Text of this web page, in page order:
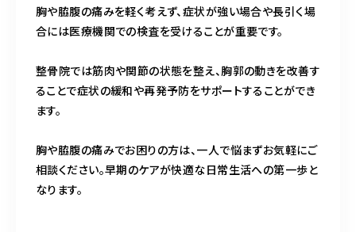
胸や脇腹の痛みを軽く考えず、症状が強い場合や長引く場
合には医療機関での検査を受けることが重要です。
整骨院では筋肉や関節の状態を整え、胸郭の動きを改善す
ることで症状の緩和や再発予防をサポートすることができ
ます。
胸や脇腹の痛みでお困りの方は、一人で悩まずお気軽にご
相談ください。早期のケアが快適な日常生活への第一歩と
なります。